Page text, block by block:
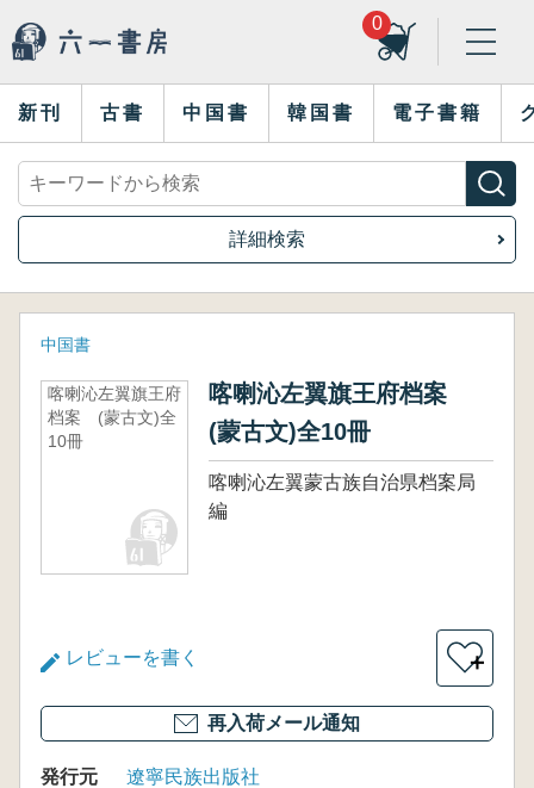
0
新刊 古書 中国書 韓国書 電子書籍
詳細検索
中国書
喀喇沁左翼旗王府
档案 (蒙古文)全
10冊
喀喇沁左翼旗王府档案
(蒙古文)全10冊
喀喇沁左翼蒙古族自治県档案局
編
レビューを書く ＋
再入荷メール通知
発行元
遼寧民族出版社